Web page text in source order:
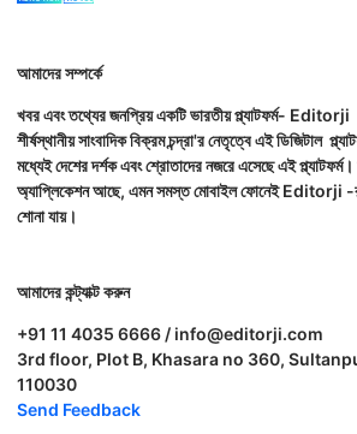
আমাদের সম্পর্কে
খবর এবং তথ্যের জনপ্রিয় একটি ভারতীয় প্ল্যাটফর্ম-
শীর্ষস্থানীয় সাংবাদিক বিক্রম চন্দ্রা'র নেতৃত্বে এই ডিজিটাল
মধ্যেই দেশের দর্শক এবং শ্রোতাদের নজরে এসেছে এই
অ্যাপ্লিকেশন আছে, এমন সমস্ত মোবাইল ফোনেই Editorji -র
শোনা যায়।
আমাদের কন্ট্যাক্ট করুন
+91 11 4035 6666 / info@editorji.com
3rd floor, Plot B, Khasara no 360,
110030
Send Feedback